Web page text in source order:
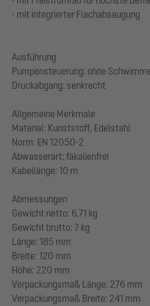
- mit integrierter Flachabsaugung
Ausführung
Pumpensteuerung: ohne
Druckabgang: senkrecht
Allgemeine Merkmale
Material: Kunststoff, Edelstahl
Norm: EN 12050-2
Abwasserart: fäkalienfrei
Kabellänge: 10 m
Abmessungen
Gewicht netto: 6,71 kg
Gewicht brutto: 7 kg
Länge: 185 mm
Breite: 120 mm
Höhe: 220 mm
Verpackungsmaß Länge: 276 mm
Verpackungsmaß Breite: 241 mm